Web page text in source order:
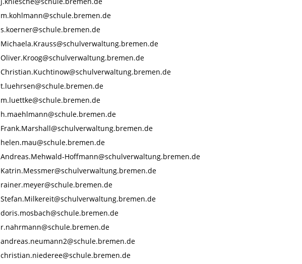
m.kohlmann@schule.bremen.de
s.koerner@schule.bremen.de
Michaela.Krauss@schulverwaltung.bremen.de
Oliver.Kroog@schulverwaltung.bremen.de
Christian.Kuchtinow@schulverwaltung.bremen.de
t.luehrsen@schule.bremen.de
m.luettke@schule.bremen.de
h.maehlmann@schule.bremen.de
Frank.Marshall@schulverwaltung.bremen.de
helen.mau@schule.bremen.de
Andreas.Mehwald-Hoffmann@schulverwaltung.bremen.de
Katrin.Messmer@schulverwaltung.bremen.de
rainer.meyer@schule.bremen.de
Stefan.Milkereit@schulverwaltung.bremen.de
doris.mosbach@schule.bremen.de
r.nahrmann@schule.bremen.de
andreas.neumann2@schule.bremen.de
christian.niederee@schule.bremen.de